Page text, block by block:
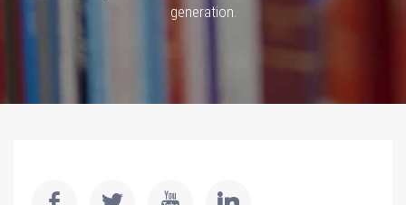
generation.